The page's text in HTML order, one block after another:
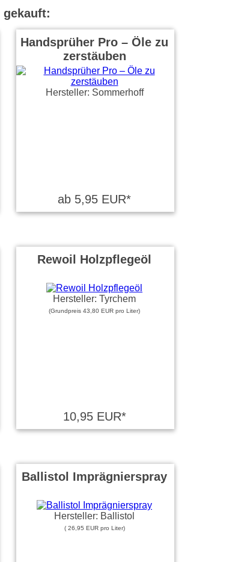
gekauft:
Handsprüher Pro – Öle zu
zerstäuben
Hersteller: Sommerhoff
ab 5,95 EUR*
Rewoil Holzpflegeöl
Hersteller: Tyrchem
(Grundpreis 43,80 EUR pro Liter)
10,95 EUR*
Ballistol Imprägnierspray
Hersteller: Ballistol
( 26,95 EUR pro Liter)